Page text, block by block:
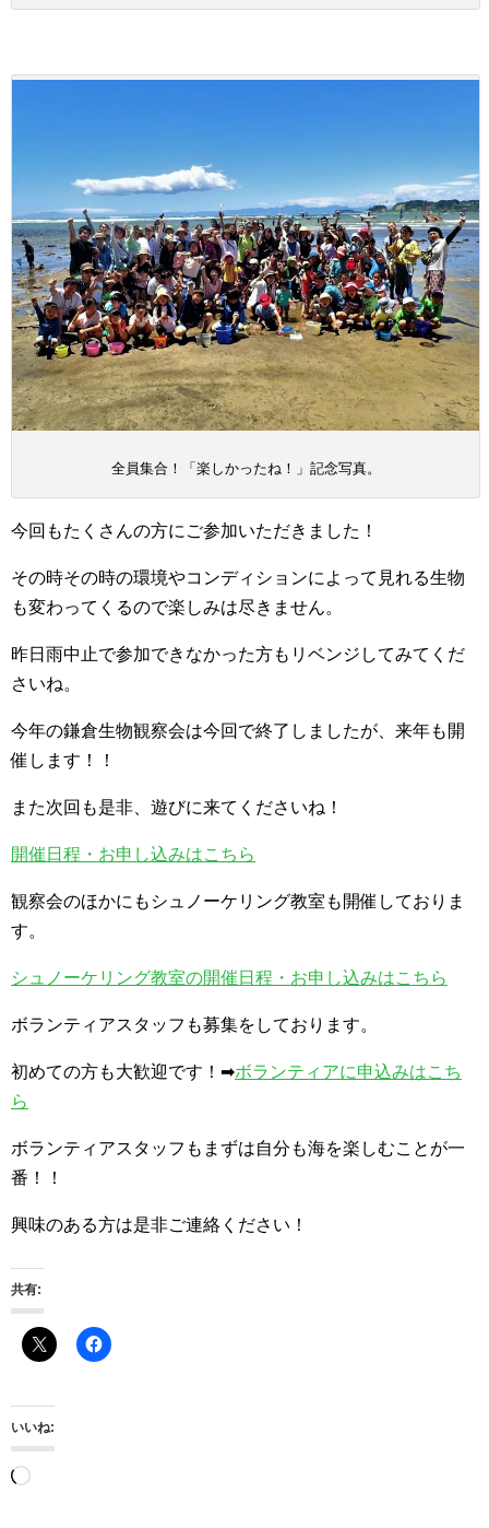
全員集合！「楽しかったね！」記念写真。
今回もたくさんの方にご参加いただきました！
その時その時の環境やコンディションによって見れる生物
も変わってくるので楽しみは尽きません。
昨日雨中止で参加できなかった方もリベンジしてみてくだ
さいね。
今年の鎌倉生物観察会は今回で終了しましたが、来年も開
催します！！
また次回も是非、遊びに来てくださいね！
開催日程・お申し込みはこちら
観察会のほかにもシュノーケリング教室も開催しておりま
す。
シュノーケリング教室の開催日程・お申し込みはこちら
ボランティアスタッフも募集をしております。
初めての方も大歓迎です！➡ボランティアに申込みはこち
ら
ボランティアスタッフもまずは自分も海を楽しむことが一
番！！
興味のある方は是非ご連絡ください！
共有:
いいね:
読